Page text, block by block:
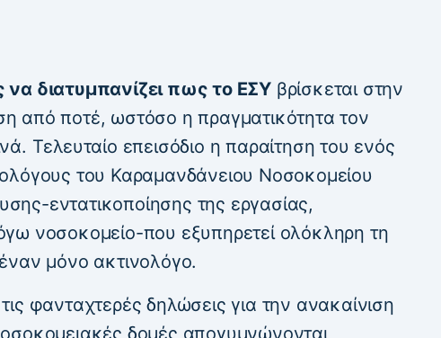
να διατυμπανίζει πως το ΕΣΥ βρίσκεται στην
από ποτέ, ωστόσο η πραγματικότητα τον
Τελευταίο επεισόδιο η παραίτηση του ενός
του Καραμανδάνειου Νοσοκομείου
εντατικοποίησης της εργασίας,
νοσοκομείο-που εξυπηρετεί ολόκληρη τη
μόνο ακτινολόγο.
φανταχτερές δηλώσεις για την ανακαίνιση